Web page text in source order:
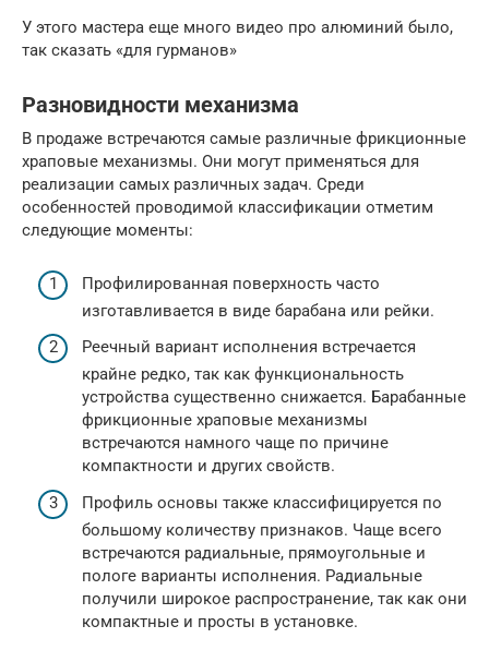
У этого мастера еще много видео про алюминий было,
так сказать «для гурманов»
Разновидности механизма
В продаже встречаются самые различные фрикционные
храповые механизмы. Они могут применяться для
реализации самых различных задач. Среди
особенностей проводимой классификации отметим
следующие моменты:
Профилированная поверхность часто
изготавливается в виде барабана или рейки.
Реечный вариант исполнения встречается
крайне редко, так как функциональность
устройства существенно снижается. Барабанные
фрикционные храповые механизмы
встречаются намного чаще по причине
компактности и других свойств.
Профиль основы также классифицируется по
большому количеству признаков. Чаще всего
встречаются радиальные, прямоугольные и
пологе варианты исполнения. Радиальные
получили широкое распространение, так как они
компактные и просты в установке.